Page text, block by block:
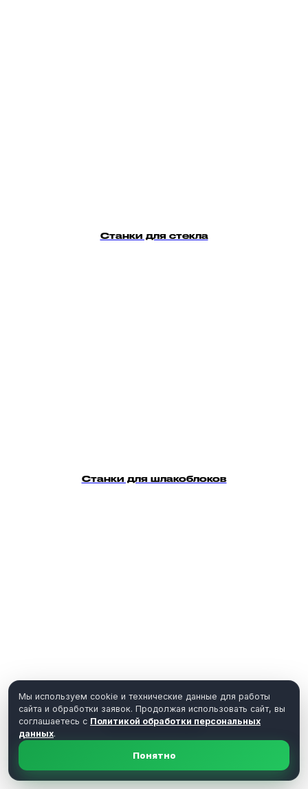
Станки для стекла
Станки для шлакоблоков
Печатные станки
Мы используем cookie и технические данные для работы
сайта и обработки заявок. Продолжая использовать сайт, вы
соглашаетесь с Политикой обработки персональных
данных.
Понятно